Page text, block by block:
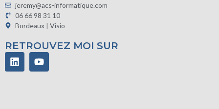
jeremy@acs-informatique.com
06 66 98 31 10
Bordeaux | Visio
RETROUVEZ MOI SUR